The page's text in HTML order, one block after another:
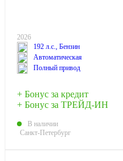
2026
192 л.с., Бензин
Автоматическая
Полный привод
+ Бонус за кредит
+ Бонус за ТРЕЙД-ИН
В наличии
Санкт-Петербург